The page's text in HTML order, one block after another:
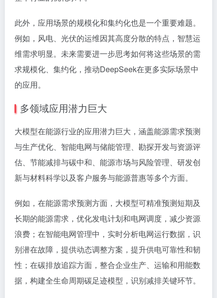
此外，应用场景的规模化和集约化也是一个重要难题。
例如，风电、光伏的运维因其高度分散的特点，智慧运
维需求明显。未来需要进一步思考如何将这些场景的需
求规模化、集约化，推动DeepSeek在更多实际场景中
的应用。
多领域应用潜力巨大
大模型在能源行业的应用潜力巨大，涵盖能源需求预测
与生产优化、智能电网与储能管理、勘探开发与资源评
估、节能减排与碳中和、能源市场与风险管理、研发创
新与材料科学以及客户服务与能源普惠等多个方面。
例如，在能源需求预测方面，大模型可精准预测短期及
长期的能源需求，优化发电计划和电网调度，减少资源
浪费；在智能电网管理中，实时分析电网运行数据，识
别潜在故障，提供动态调整方案，提升供电可靠性和韧
性；在碳排放追踪方面，整合企业生产、运输和用能数
据，构建全生命周期碳足迹模型，识别减排关键环节。